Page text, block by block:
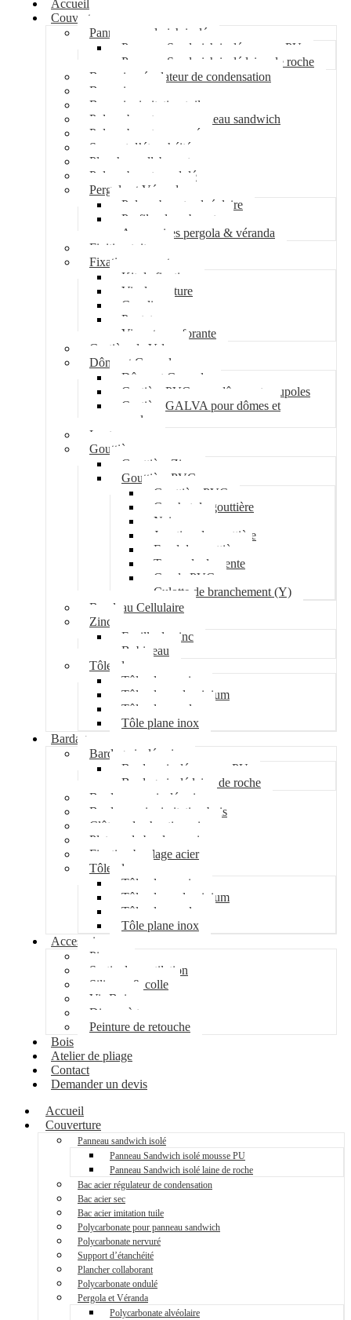
Accueil
Couverture
Panneau sandwich isolé
Panneau Sandwich isolé mousse PU
Panneau Sandwich isolé laine de roche
Bac acier régulateur de condensation
Bac acier sec
Bac acier imitation tuile
Polycarbonate pour panneau sandwich
Polycarbonate nervuré
Support d’étanchéité
Plancher collaborant
Polycarbonate ondulé
Pergola et Véranda
Polycarbonate alvéolaire
Profil polycarbonate
Accessoires pergola & véranda
Finition toiture
Fixation couverture
Kit de fixation
Vis de couture
Cavalier
Pontet
Vis auto-perforante
Costière de Velux
Dôme et Coupole
Dôme et Coupole
Costière PVC pour dômes et coupoles
Costière GALVA pour dômes et
coupoles
Lanterneau
Gouttière
Gouttière Zinc
Gouttière PVC
Gouttière PVC
Crochet de gouttière
Naissance
Jonction de gouttière
Fond de gouttière
Tuyau de descente
Coude PVC
Culotte de branchement (Y)
Bandeau Cellulaire
Zinc
Feuille de zinc
Bobineau
Tôle plane
Tôle plane acier
Tôle plane aluminium
Tôle plane galva
Tôle plane inox
Bardage
Bardage isolé acier
Bardage isolé mousse PU
Bardage isolé laine de roche
Bardage non isolé acier
Bardage acier imitation bois
Clôture de chantier acier
Plateau de bardage acier
Fixation bardage acier
Tôle plane
Tôle plane acier
Tôle plane aluminium
Tôle plane galva
Tôle plane inox
Accessoires
Pipeco
Sortie de ventilation
Silicone & colle
Vis Bois
Disque à tronçonner
Peinture de retouche
Bois
Atelier de pliage
Contact
Demander un devis
Accueil
Couverture
Panneau sandwich isolé
Panneau Sandwich isolé mousse PU
Panneau Sandwich isolé laine de roche
Bac acier régulateur de condensation
Bac acier sec
Bac acier imitation tuile
Polycarbonate pour panneau sandwich
Polycarbonate nervuré
Support d’étanchéité
Plancher collaborant
Polycarbonate ondulé
Pergola et Véranda
Polycarbonate alvéolaire